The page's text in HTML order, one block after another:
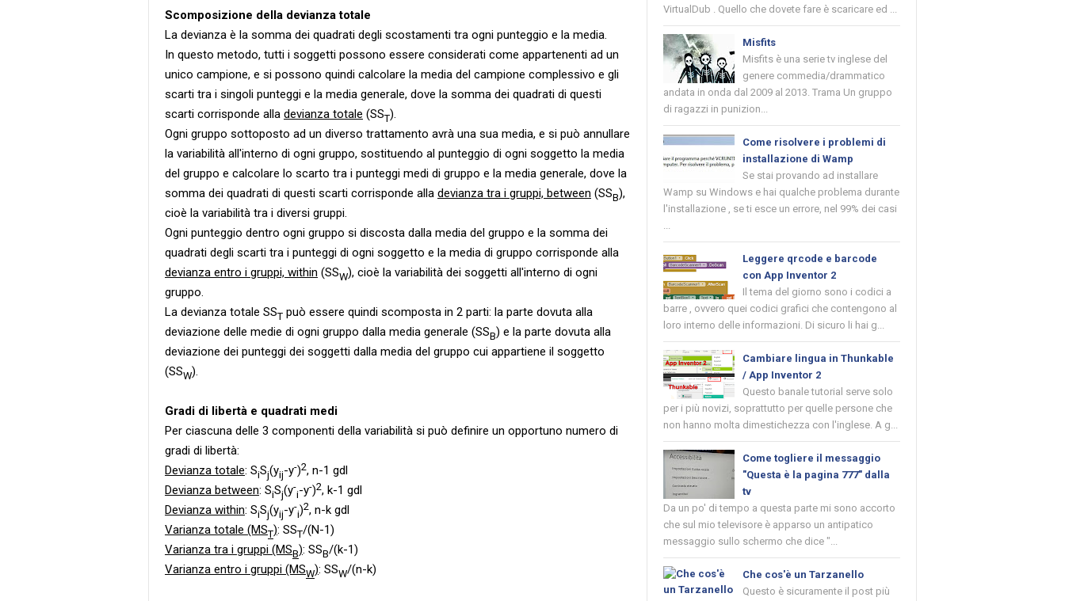
Scomposizione della devianza totale
La devianza è la somma dei quadrati degli scostamenti tra ogni punteggio e la media.
In questo metodo, tutti i soggetti possono essere considerati come appartenenti ad un
unico campione, e si possono quindi calcolare la media del campione complessivo e gli
scarti tra i singoli punteggi e la media generale, dove la somma dei quadrati di questi
scarti corrisponde alla devianza totale (SST).
Ogni gruppo sottoposto ad un diverso trattamento avrà una sua media, e si può annullare
la variabilità all'interno di ogni gruppo, sostituendo al punteggio di ogni soggetto la media
del gruppo e calcolare lo scarto tra i punteggi medi di gruppo e la media generale, dove la
somma dei quadrati di questi scarti corrisponde alla devianza tra i gruppi, between (SSB),
cioè la variabilità tra i diversi gruppi.
Ogni punteggio dentro ogni gruppo si discosta dalla media del gruppo e la somma dei
quadrati degli scarti tra i punteggi di ogni soggetto e la media di gruppo corrisponde alla
devianza entro i gruppi, within (SSW), cioè la variabilità dei soggetti all'interno di ogni
gruppo.
La devianza totale SST può essere quindi scomposta in 2 parti: la parte dovuta alla
deviazione delle medie di ogni gruppo dalla media generale (SSB) e la parte dovuta alla
deviazione dei punteggi dei soggetti dalla media del gruppo cui appartiene il soggetto
(SSW).
Gradi di libertà e quadrati medi
Per ciascuna delle 3 componenti della variabilità si può definire un opportuno numero di
gradi di libertà:
Devianza totale: SiSj(yij-y-)2, n-1 gdl
Devianza between: SiSj(y-
i-y-)2, k-1 gdl
Devianza within: SiSj(yij-y-
i)2, n-k gdl
Varianza totale (MST): SST/(N-1)
Varianza tra i gruppi (MSB): SSB/(k-1)
Varianza entro i gruppi (MSW): SSW/(n-k)
VirtualDub . Quello che dovete fare è scaricare ed ...
Misfits
Misfits è una serie tv inglese del
genere commedia/drammatico
andata in onda dal 2009 al 2013. Trama Un gruppo
di ragazzi in punizion...
Come risolvere i problemi di
installazione di Wamp
Se stai provando ad installare
Wamp su Windows e hai qualche problema durante
l'installazione , se ti esce un errore, nel 99% dei casi
...
Leggere qrcode e barcode
con App Inventor 2
Il tema del giorno sono i codici a
barre , ovvero quei codici grafici che contengono al
loro interno delle informazioni. Di sicuro li hai g...
Cambiare lingua in Thunkable
/ App Inventor 2
Questo banale tutorial serve solo
per i più novizi, soprattutto per quelle persone che
non hanno molta dimestichezza con l'inglese. A g...
Come togliere il messaggio
"Questa è la pagina 777" dalla
tv
Da un po' di tempo a questa parte mi sono accorto
che sul mio televisore è apparso un antipatico
messaggio sullo schermo che dice "...
Che cos'è un Tarzanello
Questo è sicuramente il post più